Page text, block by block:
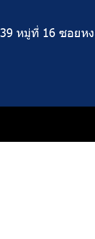
39 หมู่ที่ 16 ซอยห